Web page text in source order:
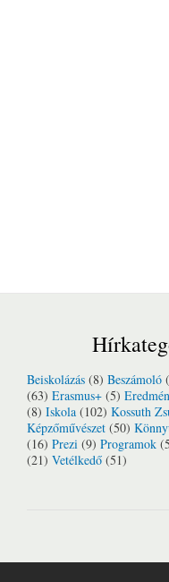
Beiskolázás (8) Beszámoló
(63) Erasmus+ (5)
(8) Iskola (102) Kossuth
Képzőművészet (50)
(16) Prezi (9) Programok
(21) Vetélkedő (51)